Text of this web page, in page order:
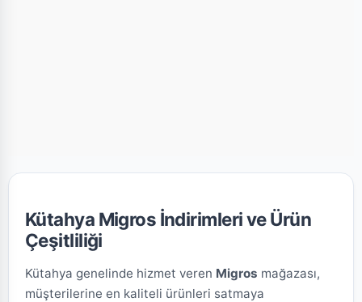
Kütahya Migros İndirimleri ve Ürün
Çeşitliliği
Kütahya genelinde hizmet veren Migros mağazası,
müşterilerine en kaliteli ürünleri satmaya